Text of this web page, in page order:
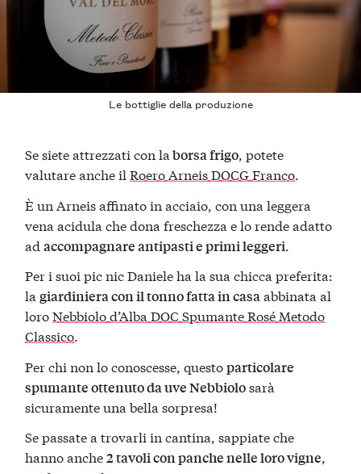
Le bottiglie della produzione
Se siete attrezzati con la borsa frigo, potete
valutare anche ilRoero Arneis DOCG Franco.
È un Arneis affinato in acciaio, con una leggera
vena acidula che dona freschezza e lo rende adatto
adaccompagnare antipasti e primi leggeri.
Per i suoi pic nic Daniele ha la sua chicca preferita:
lagiardiniera con il tonno fatta in casaabbinata al
loroNebbiolo d’Alba DOC Spumante Rosé Metodo
Classico.
Per chi non lo conoscesse, questoparticolare
spumante ottenuto da uve Nebbiolosarà
sicuramente una bella sorpresa!
Se passate a trovarli in cantina, sappiate che
hanno anche2 tavoli con panche nelle loro vigne,